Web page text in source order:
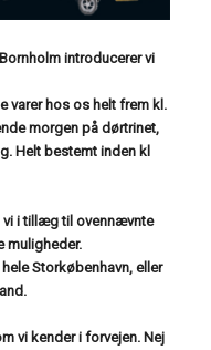
introducerer vi
varer hos os helt frem kl.
morgen på dørtrinet,
Helt bestemt inden kl
vi i tillæg til ovennævnte
muligheder.
Storkøbenhavn, eller
vi kender i forvejen. Nej